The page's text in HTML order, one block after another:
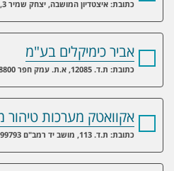
כתובת: איצטדיון המושבה, יצחק שמיר 3, פתח תקוה
אביר כימיקלים בע"מ
כתובת: ת.ד. 12085, א.ת. עמק חפר 38800
אקוואטק מערכות
כתובת: ת.ד. 113, מושב יד רמב"ם 99793